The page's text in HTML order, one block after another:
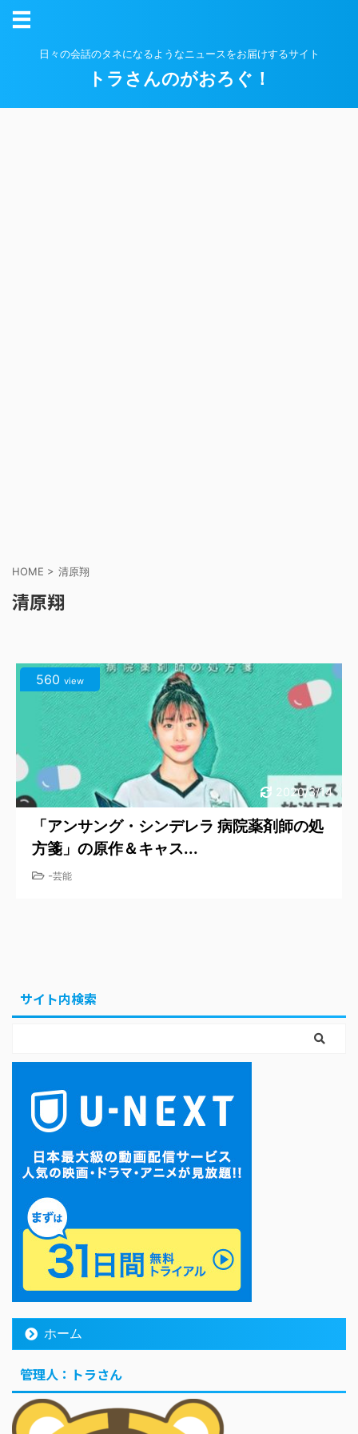
日々の会話のタネになるようなニュースをお届けするサイト
トラさんのがおろぐ！
HOME > 清原翔
清原翔
2020/3/14
560 view
「アンサング・シンデレラ 病院薬剤師の処
方箋」の原作＆キャス...
-芸能
サイト内検索
ホーム
管理人：トラさん